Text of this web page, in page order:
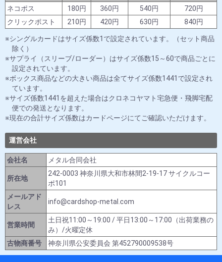
ネコポス
180円 360円 540円
720円
クリックポスト
210円 420円 630円 840円
シングルカードはサイズ係数1で設定されています。（セット商品
除く）
サプライ（スリーブ/ローダー）はサイズ係数15～60で商品ごとに
設定されています。
ボックス商品などの大きい商品は全てサイズ係数1441で設定され
ています。
サイズ係数1441を超えた場合はクロネコヤマト宅急便・飛脚宅配
便での発送となります。
現在の合計サイズ係数はカードページにてご確認いただけます。
運営会社
会社名 メタル合同会社
所在地
242-0003 神奈川県大和市林間2-19-17 サイクルコー
ポ101
メールアド
レス
info@cardshop-metal.com
営業時間
土日祝11:00～19:00 / 平日13:00～17:00（出荷業務の
み）/火曜定休
古物商番号
神奈川県公安委員会 第452790009538号